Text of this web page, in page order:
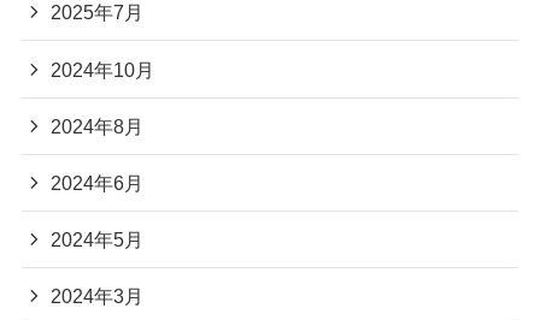
2025年7月
2024年10月
2024年8月
2024年6月
2024年5月
2024年3月